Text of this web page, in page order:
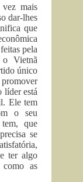
mais
dar-lhes
que
pela
Vietnã
único
líder está
Ele tem
o seu
que
se
ter algo
como as